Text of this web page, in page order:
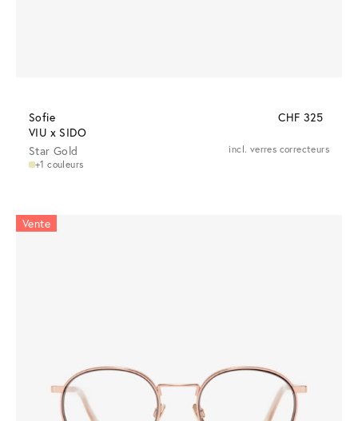
Sofie
VIU x SIDO
CHF 325
Star Gold
+1 couleurs
incl. verres correcteurs
Vente